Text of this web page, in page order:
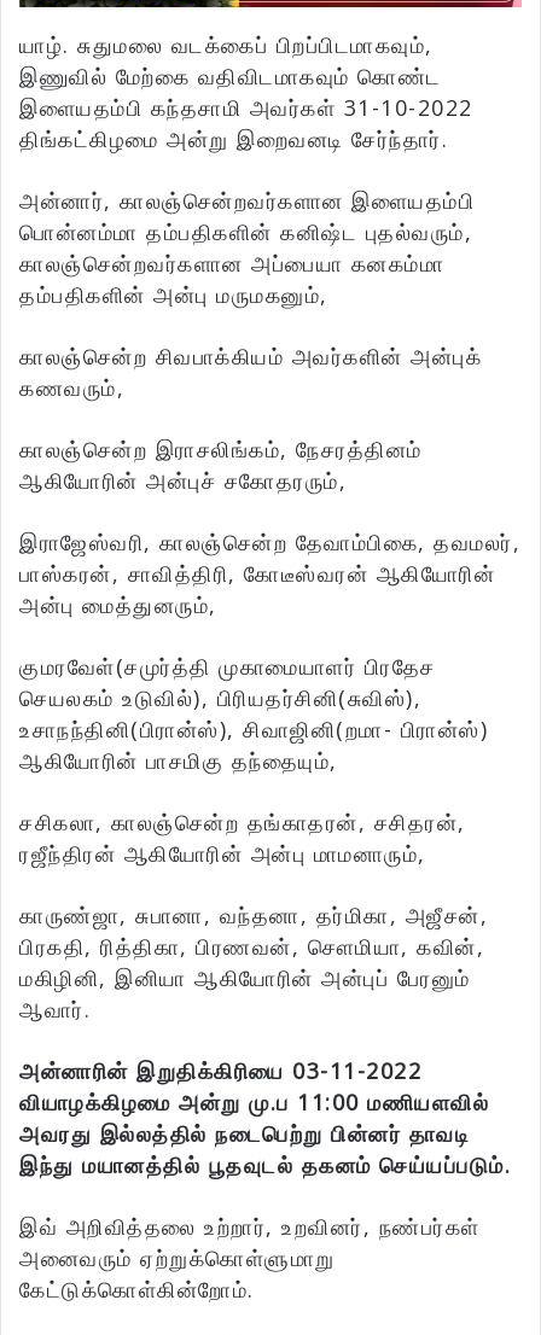
யாழ். சுதுமலை வடக்கைப் பிறப்பிடமாகவும்,
இணுவில் மேற்கை வதிவிடமாகவும் கொண்ட
இளையதம்பி கந்தசாமி அவர்கள் 31-10-2022
திங்கட்கிழமை அன்று இறைவனடி சேர்ந்தார்.
அன்னார், காலஞ்சென்றவர்களான இளையதம்பி
பொன்னம்மா தம்பதிகளின் கனிஷ்ட புதல்வரும்,
காலஞ்சென்றவர்களான அப்பையா கனகம்மா
தம்பதிகளின் அன்பு மருமகனும்,
காலஞ்சென்ற சிவபாக்கியம் அவர்களின் அன்புக்
கணவரும்,
காலஞ்சென்ற இராசலிங்கம், நேசரத்தினம்
ஆகியோரின் அன்புச் சகோதரரும்,
இராஜேஸ்வரி, காலஞ்சென்ற தேவாம்பிகை, தவமலர்,
பாஸ்கரன், சாவித்திரி, கோடீஸ்வரன் ஆகியோரின்
அன்பு மைத்துனரும்,
குமரவேள்(சமுர்த்தி முகாமையாளர் பிரதேச
செயலகம் உடுவில்), பிரியதர்சினி(சுவிஸ்),
உசாநந்தினி(பிரான்ஸ்), சிவாஜினி(றமா- பிரான்ஸ்)
ஆகியோரின் பாசமிகு தந்தையும்,
சசிகலா, காலஞ்சென்ற தங்காதரன், சசிதரன்,
ரஜீந்திரன் ஆகியோரின் அன்பு மாமனாரும்,
காருண்ஜா, சுபானா, வந்தனா, தர்மிகா, அஜீசன்,
பிரகதி, ரித்திகா, பிரணவன், சௌமியா, கவின்,
மகிழினி, இனியா ஆகியோரின் அன்புப் பேரனும்
ஆவார்.
அன்னாரின் இறுதிக்கிரியை 03-11-2022
வியாழக்கிழமை அன்று மு.ப 11:00 மணியளவில்
அவரது இல்லத்தில் நடைபெற்று பின்னர் தாவடி
இந்து மயானத்தில் பூதவுடல் தகனம் செய்யப்படும்.
இவ் அறிவித்தலை உற்றார், உறவினர், நண்பர்கள்
அனைவரும் ஏற்றுக்கொள்ளுமாறு
கேட்டுக்கொள்கின்றோம்.